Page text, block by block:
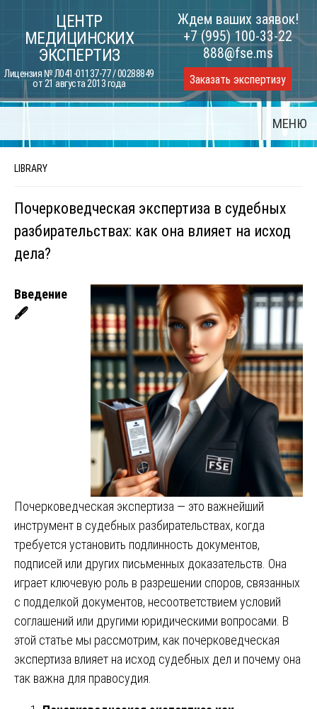
content
ЦЕНТР
МЕДИЦИНСКИХ
ЭКСПЕРТИЗ
Лицензия № Л041-01137-77 / 00288849
от 21 августа 2013 года
Ждем ваших заявок!
+7 (995) 100-33-22
888@fse.ms
Заказать экспертизу
МЕНЮ
LIBRARY
Почерковедческая экспертиза в судебных
разбирательствах: как она влияет на исход
дела?
Введение
🖋
Почерковедческая экспертиза — это важнейший
инструмент в судебных разбирательствах, когда
требуется установить подлинность документов,
подписей или других письменных доказательств. Она
играет ключевую роль в разрешении споров, связанных
с подделкой документов, несоответствием условий
соглашений или другими юридическими вопросами. В
этой статье мы рассмотрим, как почерковедческая
экспертиза влияет на исход судебных дел и почему она
так важна для правосудия.